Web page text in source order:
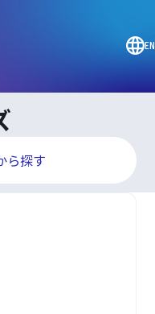
EN
ら探す